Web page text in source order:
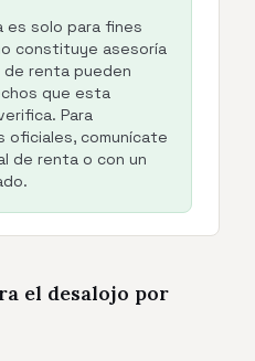
es solo para fines
constituye asesoría
de renta pueden
que esta
Para
oficiales, comunícate
de renta o con un
el desalojo por